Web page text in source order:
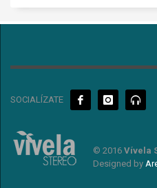
SOCIALÍZATE
© 2016 Vívela
Designed by